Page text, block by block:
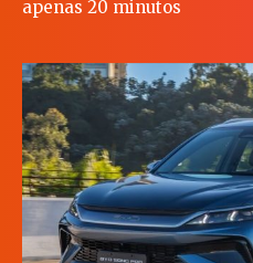
apenas 20 minutos